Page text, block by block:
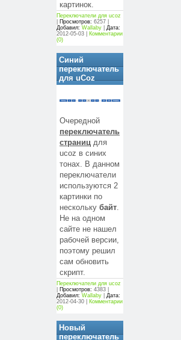
картинок.
Переключатели для ucoz
Просмотров: 6257 |
Добавил: Wallaby
Дата:
2012-05-03
Комментарии
(0)
Синий
переключатель
для uCoz
Очередной
переключатель
страниц для
ucoz в синих
тонах. В данном
переключатели
используются 2
картинки по
нескольку байт.
Не на одном
сайте не нашел
рабочей версии,
поэтому решил
сам обновить
скрипт.
Переключатели для ucoz
Просмотров: 4383 |
Добавил: Wallaby
Дата:
2012-04-30
Комментарии
(0)
Новый
переключатель